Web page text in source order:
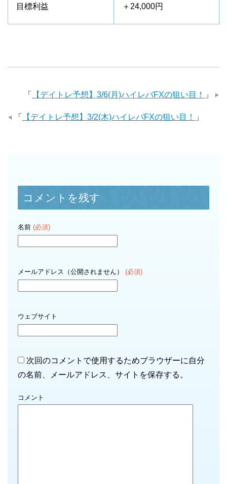
目標利益 ＋24,000円
「 【デイトレ予想】3/6(月)ハイレバFXの狙い目！ 」
「 【デイトレ予想】3/2(木)ハイレバFXの狙い目！ 」
コメントを残す
名前 (必須)
メールアドレス（公開されません） (必須)
ウェブサイト
次回のコメントで使用するためブラウザーに自分
の名前、メールアドレス、サイトを保存する。
コメント